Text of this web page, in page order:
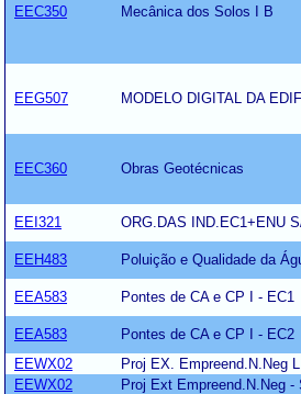
EEC350 Mecânica dos Solos I B
EEG507 MODELO DIGITAL DA
EEC360 Obras Geotécnicas
EEI321 ORG.DAS IND.EC1+ENU
EEH483 Poluição e Qualidade da
EEA583 Pontes de CA e CP I - EC1
EEA583
Pontes de CA e CP I - EC2
EEWX02
Proj EX. Empreend.N.Neg
EEWX02
Proj Ext Empreend.N.Neg -